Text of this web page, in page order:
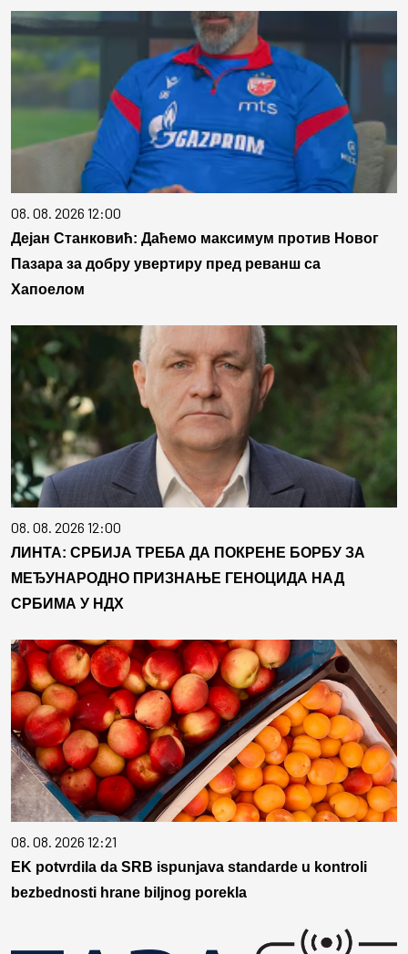
08. 08. 2026 12:00
Дејан Станковић: Даћемо максимум против Новог
Пазара за добру увертиру пред реванш са
Хапоелом
08. 08. 2026 12:00
ЛИНТА: СРБИЈА ТРЕБА ДА ПОКРЕНЕ БОРБУ ЗА
МЕЂУНАРОДНО ПРИЗНАЊЕ ГЕНОЦИДА НАД
СРБИМА У НДХ
08. 08. 2026 12:21
EK potvrdila da SRB ispunjava standarde u kontroli
bezbednosti hrane biljnog porekla